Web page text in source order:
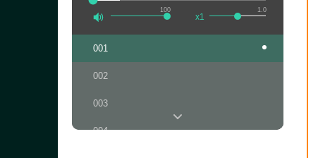
100 1.0
x1
001
002
003
004